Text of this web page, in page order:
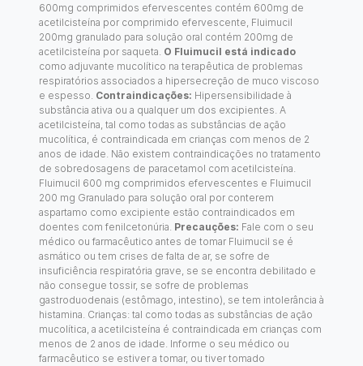
600mg comprimidos efervescentes contém 600mg de
acetilcisteína por comprimido efervescente, Fluimucil
200mg granulado para solução oral contém 200mg de
acetilcisteína por saqueta. O Fluimucil está indicado
como adjuvante mucolítico na terapêutica de problemas
respiratórios associados a hipersecreção de muco viscoso
e espesso. Contraindicações: Hipersensibilidade à
substância ativa ou a qualquer um dos excipientes. A
acetilcisteína, tal como todas as substâncias de ação
mucolítica, é contraindicada em crianças com menos de 2
anos de idade. Não existem contraindicações no tratamento
de sobredosagens de paracetamol com acetilcisteína.
Fluimucil 600 mg comprimidos efervescentes e Fluimucil
200 mg Granulado para solução oral por conterem
aspartamo como excipiente estão contraindicados em
doentes com fenilcetonúria. Precauções: Fale com o seu
médico ou farmacêutico antes de tomar Fluimucil se é
asmático ou tem crises de falta de ar, se sofre de
insuficiência respiratória grave, se se encontra debilitado e
não consegue tossir, se sofre de problemas
gastroduodenais (estômago, intestino), se tem intolerância à
histamina. Crianças: tal como todas as substâncias de ação
mucolítica, a acetilcisteína é contraindicada em crianças com
menos de 2 anos de idade. Informe o seu médico ou
farmacêutico se estiver a tomar, ou tiver tomado